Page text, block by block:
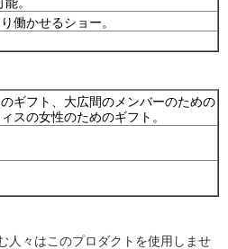
働かせるショー。
ギフト、大広間のメンバーのための
スの女性のためのギフト。
人々はこのプロダクトを使用しませ